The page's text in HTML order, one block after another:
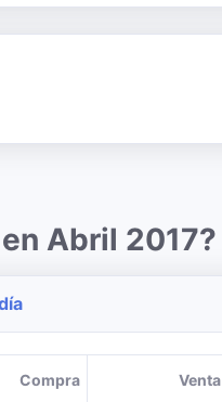
Abril 2017?
Compra Venta